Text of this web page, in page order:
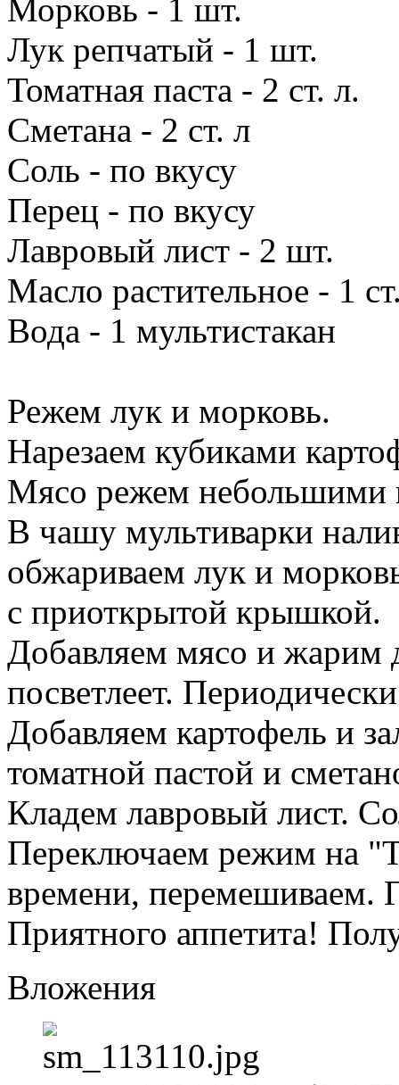
Морковь - 1 шт.
Лук репчатый - 1 шт.
Томатная паста - 2 ст. л.
Сметана - 2 ст. л
Соль - по вкусу
Перец - по вкусу
Лавровый лист - 2 шт.
Масло растительное - 1
Вода - 1 мультистакан
Режем лук и морковь.
Нарезаем кубиками
Мясо режем небольшими
В чашу мультиварки
обжариваем лук и
с приоткрытой крышкой.
Добавляем мясо и жарим
посветлеет.
Добавляем картофель и
томатной пастой и
Кладем лавровый лист.
Переключаем режим на
времени, перемешиваем.
Приятного аппетита!
Вложения